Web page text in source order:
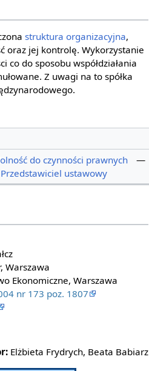
struktura organizacyjna,
oraz jej kontrolę. Wykorzystanie
do sposobu współdziałania
Z uwagi na to spółka
do czynności prawnych
—
Przedstawiciel ustawowy
Warszawa
Ekonomiczne, Warszawa
nr 173 poz. 1807
Elżbieta Frydrych, Beata Babiarz